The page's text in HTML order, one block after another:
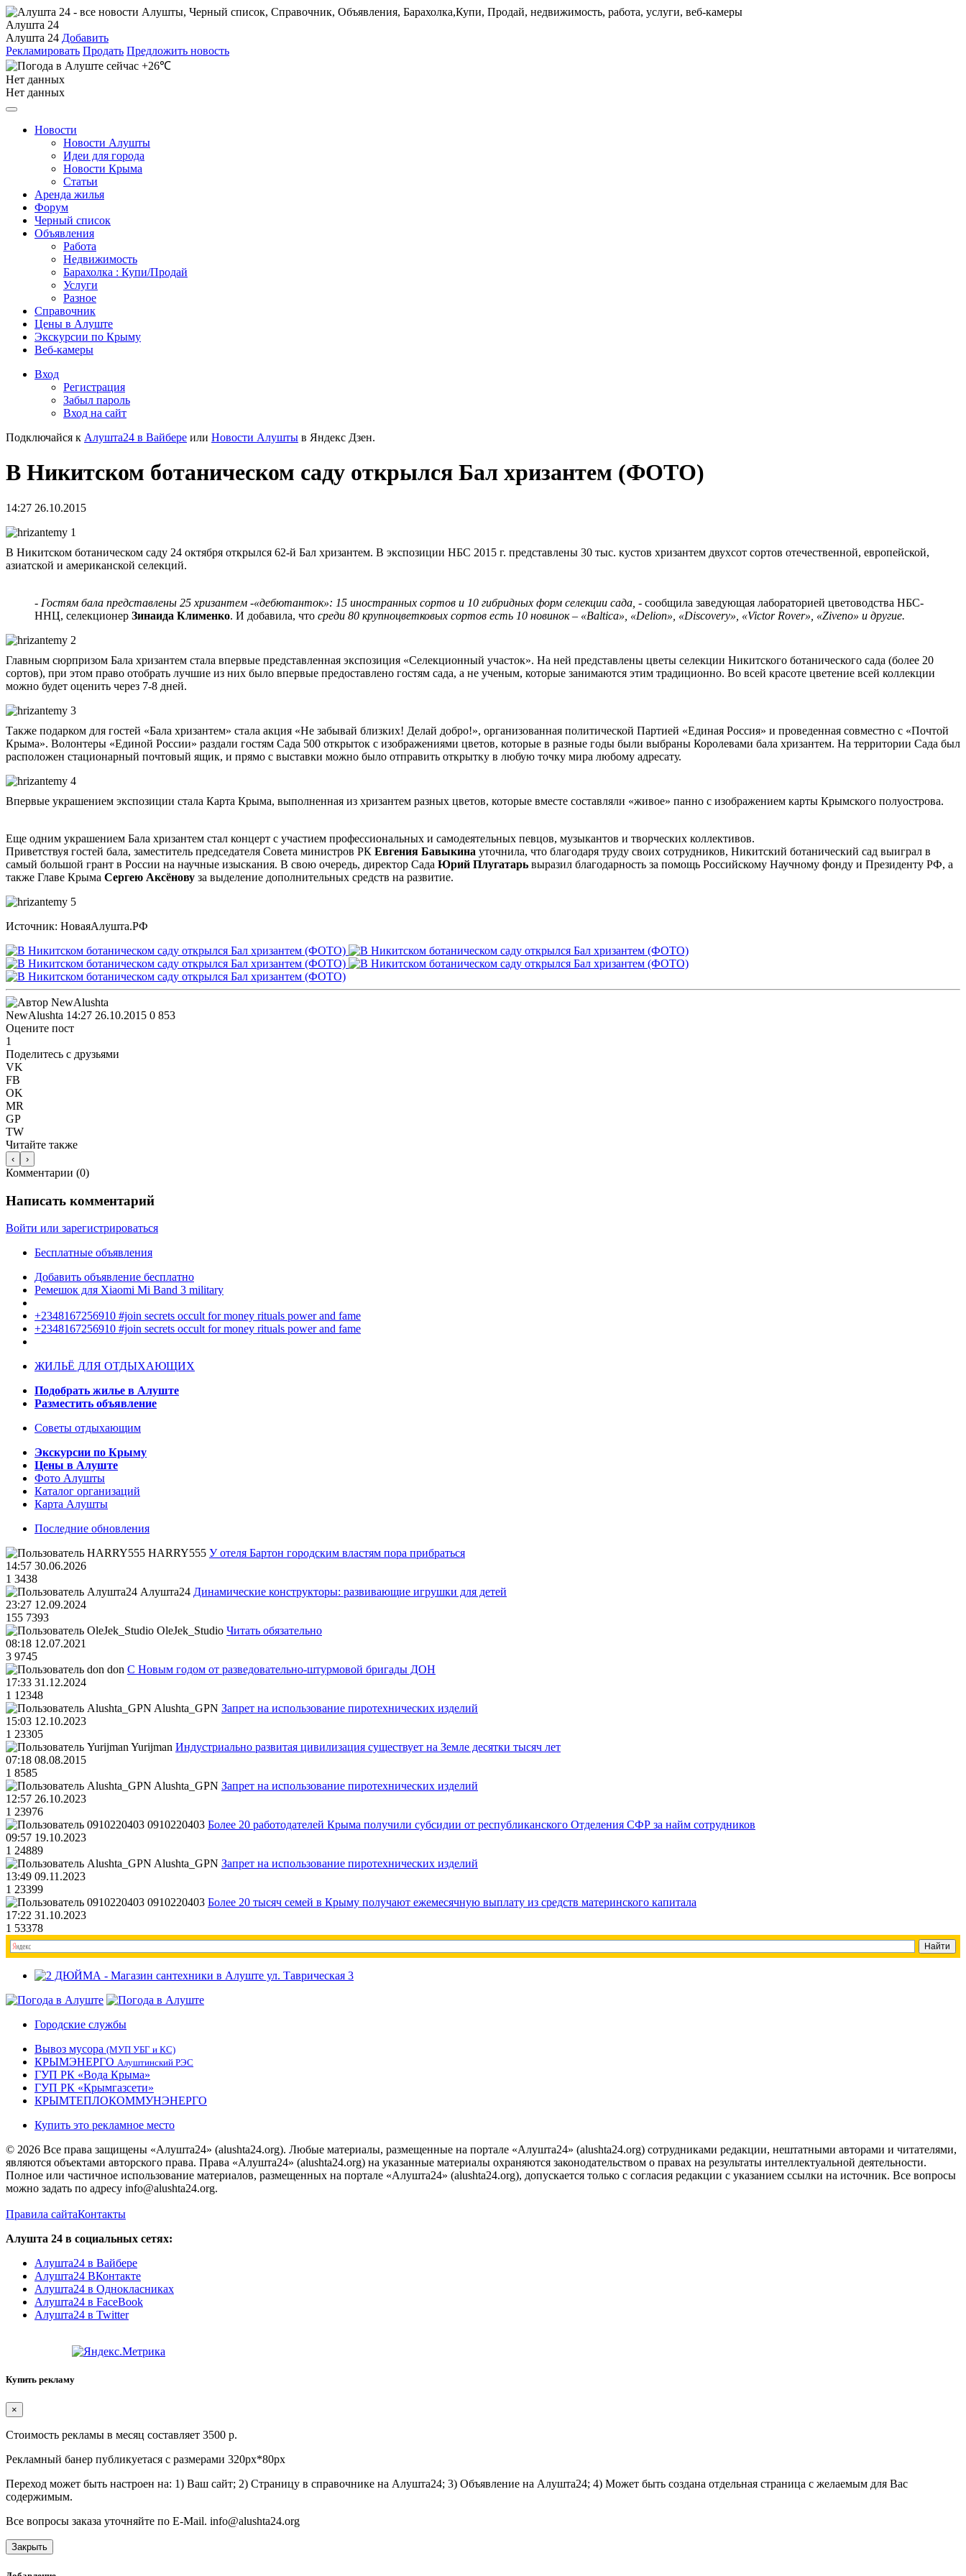
Алушта 24
Алушта 24 Добавить
Рекламировать Продать Предложить новость
+26℃
Нет данных
Нет данных
Новости
Новости Алушты
Идеи для города
Новости Крыма
Статьи
Аренда жилья
Форум
Черный список
Объявления
Работа
Недвижимость
Барахолка : Купи/Продай
Услуги
Разное
Справочник
Цены в Алуште
Экскурсии по Крыму
Веб-камеры
Вход
Регистрация
Забыл пароль
Вход на сайт
Подключайся к Алушта24 в Вайбере или Новости Алушты в Яндекс Дзен.
В Никитском ботаническом саду открылся Бал хризантем (ФОТО)
14:27 26.10.2015
В Никитском ботаническом саду 24 октября открылся 62-й Бал хризантем. В экспозиции НБС 2015 г. представлены 30 тыс. кустов хризантем двухсот сортов отечественной, европейской,
азиатской и американской селекций.
- Гостям бала представлены 25 хризантем -«дебютанток»: 15 иностранных сортов и 10 гибридных форм селекции сада, - сообщила заведующая лабораторией цветоводства НБС-
ННЦ, селекционер Зинаида Клименко. И добавила, что среди 80 крупноцветковых сортов есть 10 новинок – «Baltica», «Delion», «Discovery», «Victor Rover», «Ziveno» и другие.
Главным сюрпризом Бала хризантем стала впервые представленная экспозиция «Селекционный участок». На ней представлены цветы селекции Никитского ботанического сада (более 20
сортов), при этом право отобрать лучшие из них было впервые предоставлено гостям сада, а не ученым, которые занимаются этим традиционно. Во всей красоте цветение всей коллекции
можно будет оценить через 7-8 дней.
Также подарком для гостей «Бала хризантем» стала акция «Не забывай близких! Делай добро!», организованная политической Партией «Единая Россия» и проведенная совместно с «Почтой
Крыма». Волонтеры «Единой России» раздали гостям Сада 500 открыток с изображениями цветов, которые в разные годы были выбраны Королевами бала хризантем. На территории Сада был
расположен стационарный почтовый ящик, и прямо с выставки можно было отправить открытку в любую точку мира любому адресату.
Впервые украшением экспозиции стала Карта Крыма, выполненная из хризантем разных цветов, которые вместе составляли «живое» панно с изображением карты Крымского полуострова.
Еще одним украшением Бала хризантем стал концерт с участием профессиональных и самодеятельных певцов, музыкантов и творческих коллективов.
Приветствуя гостей бала, заместитель председателя Совета министров РК Евгения Бавыкина уточнила, что благодаря труду своих сотрудников, Никитский ботанический сад выиграл в
самый большой грант в России на научные изыскания. В свою очередь, директор Сада Юрий Плугатарь выразил благодарность за помощь Российскому Научному фонду и Президенту РФ, а
также Главе Крыма Сергею Аксёнову за выделение дополнительных средств на развитие.
Источник: НоваяАлушта.РФ
NewAlushta 14:27 26.10.2015 0 853
Оцените пост
1
Поделитесь с друзьями
VK
FB
OK
MR
GP
TW
Читайте также
‹ ›
Комментарии (0)
Написать комментарий
Войти или зарегистрироваться
Бесплатные объявления
Добавить объявление бесплатно
Ремешок для Xiaomi Mi Band 3 military
+2348167256910 #join secrets occult for money rituals power and fame
+2348167256910 #join secrets occult for money rituals power and fame
ЖИЛЬЁ ДЛЯ ОТДЫХАЮЩИХ
Подобрать жилье в Алуште
Разместить объявление
Советы отдыхающим
Экскурсии по Крыму
Цены в Алуште
Фото Алушты
Каталог организаций
Карта Алушты
Последние обновления
HARRY555 У отеля Бартон городским властям пора прибраться
14:57 30.06.2026
1 3438
Алушта24 Динамические конструкторы: развивающие игрушки для детей
23:27 12.09.2024
155 7393
OleJek_Studio Читать обязательно
08:18 12.07.2021
3 9745
don С Новым годом от разведовательно-штурмовой бригады ДОН
17:33 31.12.2024
1 12348
Alushta_GPN Запрет на использование пиротехнических изделий
15:03 12.10.2023
1 23305
Yurijman Индустриально развитая цивилизация существует на Земле десятки тысяч лет
07:18 08.08.2015
1 8585
Alushta_GPN Запрет на использование пиротехнических изделий
12:57 26.10.2023
1 23976
0910220403 Более 20 работодателей Крыма получили субсидии от республиканского Отделения СФР за найм сотрудников
09:57 19.10.2023
1 24889
Alushta_GPN Запрет на использование пиротехнических изделий
13:49 09.11.2023
1 23399
0910220403 Более 20 тысяч семей в Крыму получают ежемесячную выплату из средств материнского капитала
17:22 31.10.2023
1 53378
Городские службы
Вывоз мусора (МУП УБГ и КС)
КРЫМЭНЕРГО Алуштинский РЭС
ГУП РК «Вода Крыма»
ГУП РК «Крымгазсети»
КРЫМТЕПЛОКОММУНЭНЕРГО
Купить это рекламное место
© 2026 Все права защищены «Алушта24» (alushta24.org). Любые материалы, размещенные на портале «Алушта24» (alushta24.org) сотрудниками редакции, нештатными авторами и читателями,
являются объектами авторского права. Права «Алушта24» (alushta24.org) на указанные материалы охраняются законодательством о правах на результаты интеллектуальной деятельности.
Полное или частичное использование материалов, размещенных на портале «Алушта24» (alushta24.org), допускается только с согласия редакции с указанием ссылки на источник. Все вопросы
можно задать по адресу info@alushta24.org.
Правила сайтаКонтакты
Алушта 24 в социальных сетях:
Алушта24 в Вайбере
Алушта24 ВКонтакте
Алушта24 в Однокласниках
Алушта24 в FaceBook
Алушта24 в Twitter
Купить рекламу
×
Стоимость рекламы в месяц составляет 3500 р.
Рекламный банер публикуетася с размерами 320px*80px
Переход может быть настроен на: 1) Ваш сайт; 2) Страницу в справочнике на Алушта24; 3) Объявление на Алушта24; 4) Может быть создана отдельная страница с желаемым для Вас
содержимым.
Все вопросы заказа уточняйте по E-Mail. info@alushta24.org
Закрыть